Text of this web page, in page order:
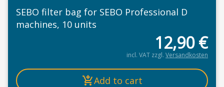
SEBO filter bag for SEBO Professional D
machines, 10 units
12,90€
incl. VAT zzgl. Versandkosten
Add to cart